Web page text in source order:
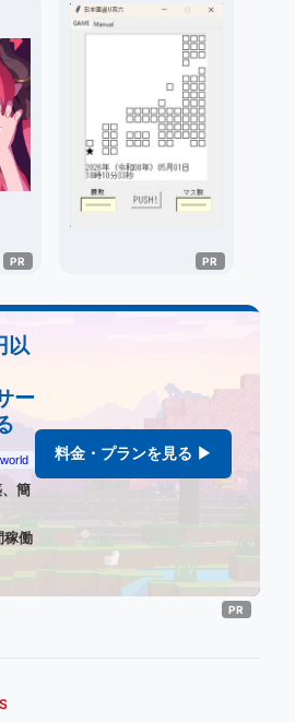
以
ー
簡
稼働
料金・プランを見る ▶